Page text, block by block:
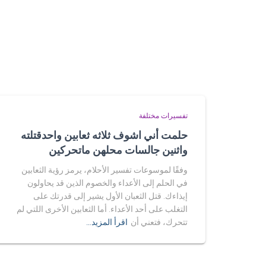
تفسيرات مختلفة
حلمت أني اشوف ثلاثه ثعابين واحدقتلته
واثنين جالسات محلهن ماتحركين
وفقًا لموسوعات تفسير الأحلام، يرمز رؤية الثعابين
في الحلم إلى الأعداء والخصوم الذين قد يحاولون
إيذاءك. قتل الثعبان الأول يشير إلى قدرتك على
التغلب على أحد الأعداء. أما الثعابين الأخرى اللتي لم
تتحرك، فتعني أن اقرأ المزيد…